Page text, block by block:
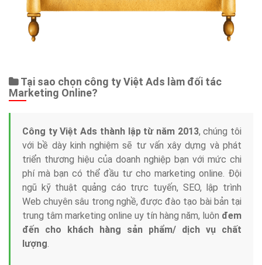
Tại sao chọn công ty Việt Ads làm đối tác
Marketing Online?
Công ty Việt Ads thành lập từ năm 2013, chúng tôi
với bề dày kinh nghiệm sẽ tư vấn xây dựng và phát
triển thương hiệu của doanh nghiệp bạn với mức chi
phí mà bạn có thể đầu tư cho marketing online. Đội
ngũ kỹ thuật quảng cáo trực tuyến, SEO, lập trình
Web chuyên sâu trong nghề, được đào tạo bài bản tại
trung tâm marketing online uy tín hàng năm, luôn đem
đến cho khách hàng sản phẩm/ dịch vụ chất
lượng.